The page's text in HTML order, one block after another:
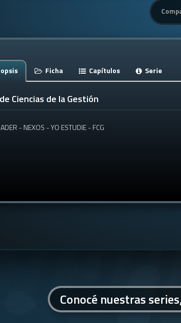
Ficha Capítulos Serie
Ciencias de la Gestión
- NEXOS - YO ESTUDIE - FCG
Conocé nuestras